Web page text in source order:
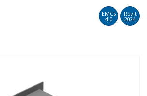
EMCS
4.0
Revit
2024